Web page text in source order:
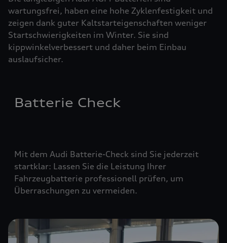
wartungsfrei, haben eine hohe Zyklenfestigkeit und
zeigen dank guter Kaltstarteigenschaften weniger
Startschwierigkeiten im Winter. Sie sind
kippwinkelverbessert und daher beim Einbau
auslaufsicher.
Batterie Check
Mit dem Audi Batterie-Check sind Sie jederzeit
startklar: Lassen Sie die Leistung Ihrer
Fahrzeugbatterie professionell prüfen, um
Überraschungen zu vermeiden.